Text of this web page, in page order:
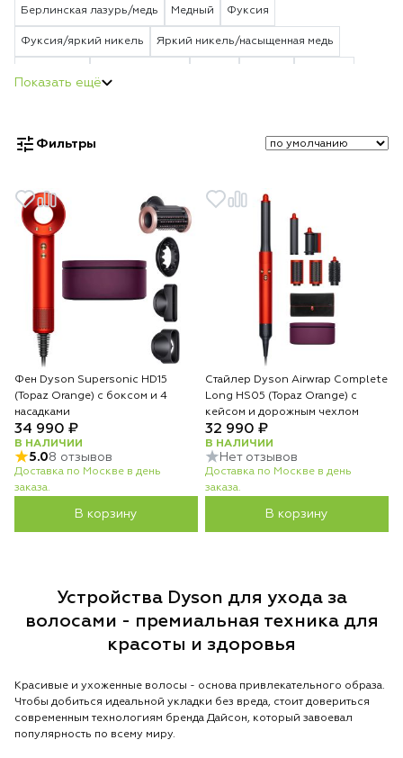
Берлинская лазурь/медь Медный Фуксия
Фуксия/яркий никель Яркий никель/насыщенная медь
Ceramic Pink
Фильтры
Фен Dyson Supersonic HD15
(Topaz Orange) с боксом и 4
насадками
34 990 ₽
В НАЛИЧИИ
5.08 отзывов
Доставка по Москве в день
заказа.
В корзину
Стайлер Dyson Airwrap Complete
Long HS05 (Topaz Orange) с
кейсом и дорожным чехлом
32 990 ₽
В НАЛИЧИИ
Нет отзывов
Доставка по Москве в день
заказа.
В корзину
Устройства Dyson для ухода за
волосами - премиальная техника для
красоты и здоровья
Красивые и ухоженные волосы - основа привлекательного образа.
Чтобы добиться идеальной укладки без вреда, стоит довериться
современным технологиям бренда Дайсон, который завоевал
популярность по всему миру.